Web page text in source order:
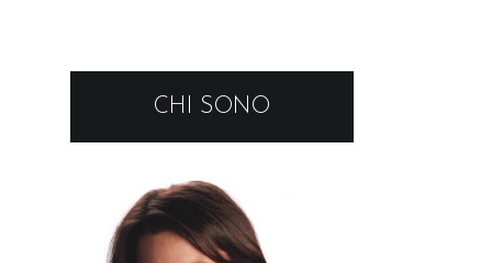
CHI SONO